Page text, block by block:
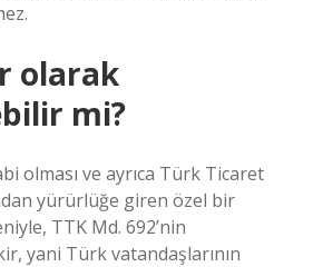
olarak
mi?
olması ve ayrıca Türk Ticaret
yürürlüğe giren özel bir
TTK Md. 692’nin
yani Türk vatandaşlarının